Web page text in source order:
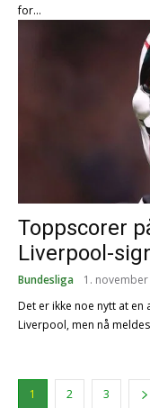
for...
Toppscorer
Liverpool-
Bundesliga 1.
Det er ikke noe nytt at en
Liverpool, men nå
1 2 3